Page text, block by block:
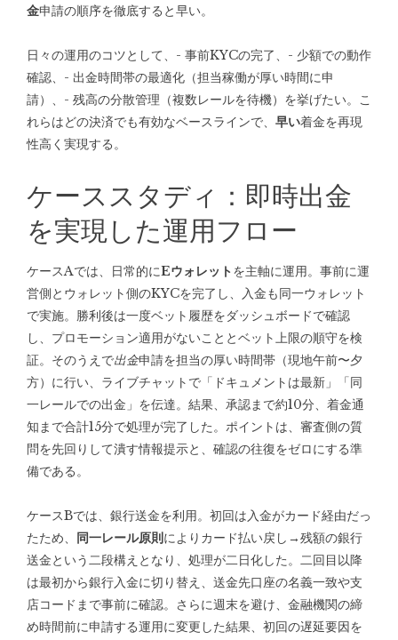
金申請の順序を徹底すると早い。
日々の運用のコツとして、- 事前KYCの完了、- 少額での動作
確認、- 出金時間帯の最適化（担当稼働が厚い時間に申
請）、- 残高の分散管理（複数レールを待機）を挙げたい。こ
れらはどの決済でも有効なベースラインで、 早い着金を再現
性高く実現する。
ケーススタディ：即時出金
を実現した運用フロー
ケースAでは、日常的にEウォレット を主軸に運用。事前に運
営側とウォレット側のKYCを完了し、入金も同一ウォレット
で実施。勝利後は一度ベット履歴をダッシュボードで確認
し、プロモーション適用がないこととベット上限の順守を検
証。そのうえで出金申請を担当の厚い時間帯（現地午前〜夕
方）に行い、ライブチャットで「ドキュメントは最新」「同
一レールでの出金」を伝達。結果、承認まで約10分、着金通
知まで合計15分で処理が完了した。ポイントは、審査側の質
問を先回りして潰す情報提示と、確認の往復をゼロにする準
備である。
ケースBでは、銀行送金を利用。初回は入金がカード経由だっ
たため、 同一レール原則によりカード払い戻し→残額の銀行
送金という二段構えとなり、処理が二日化した。二回目以降
は最初から銀行入金に切り替え、送金先口座の名義一致や支
店コードまで事前に確認。さらに週末を避け、金融機関の締
め時間前に申請する運用に変更した結果、初回の遅延要因を